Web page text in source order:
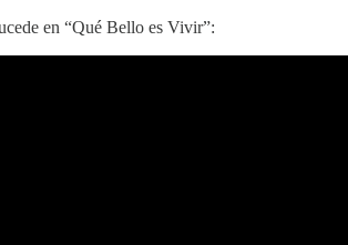
en “Qué Bello es Vivir”: